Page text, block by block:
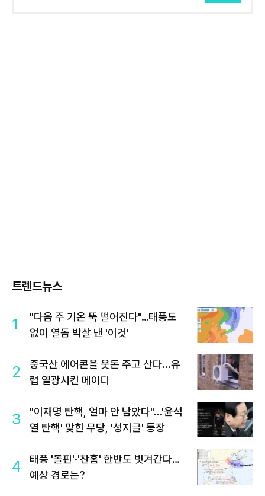
트렌드뉴스
1
"다음 주 기온 뚝 떨어진다"…태풍도
없이 열돔 박살 낸 '이것'
2
중국산 에어콘을 웃돈 주고 산다...유
럽 열광시킨 메이디
3
"이재명 탄핵, 얼마 안 남았다"...'윤석
열 탄핵' 맞힌 무당, '성지글' 등장
4
태풍 '돌핀'·'찬홈' 한반도 빗겨간다…
예상 경로는?